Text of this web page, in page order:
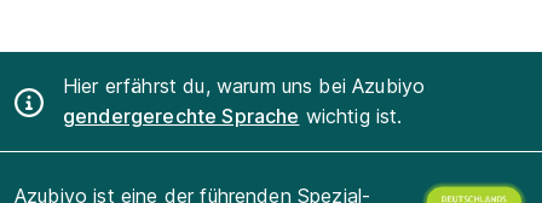
Hier erfährst du, warum uns bei Azubiyo
gendergerechte Sprache wichtig ist.
Azubiyo ist eine der führenden Spezial-